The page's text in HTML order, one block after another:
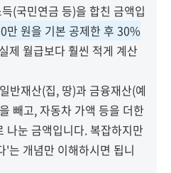
(국민연금 등)을 합친 금액입
만 원을 기본 공제한 후 30%
실제 월급보다 훨씬 적게 계산
일반재산(집, 땅)과 금융재산(예
빼고, 자동차 가액 등을 더한
나눈 금액입니다. 복잡하지만
'는 개념만 이해하시면 됩니